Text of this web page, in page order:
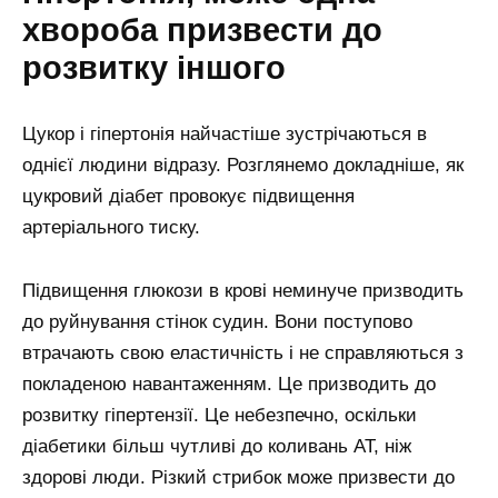
хвороба призвести до
розвитку іншого
Цукор і гіпертонія найчастіше зустрічаються в
однієї людини відразу. Розглянемо докладніше, як
цукровий діабет провокує підвищення
артеріального тиску.
Підвищення глюкози в крові неминуче призводить
до руйнування стінок судин. Вони поступово
втрачають свою еластичність і не справляються з
покладеною навантаженням. Це призводить до
розвитку гіпертензії. Це небезпечно, оскільки
діабетики більш чутливі до коливань АТ, ніж
здорові люди. Різкий стрибок може призвести до